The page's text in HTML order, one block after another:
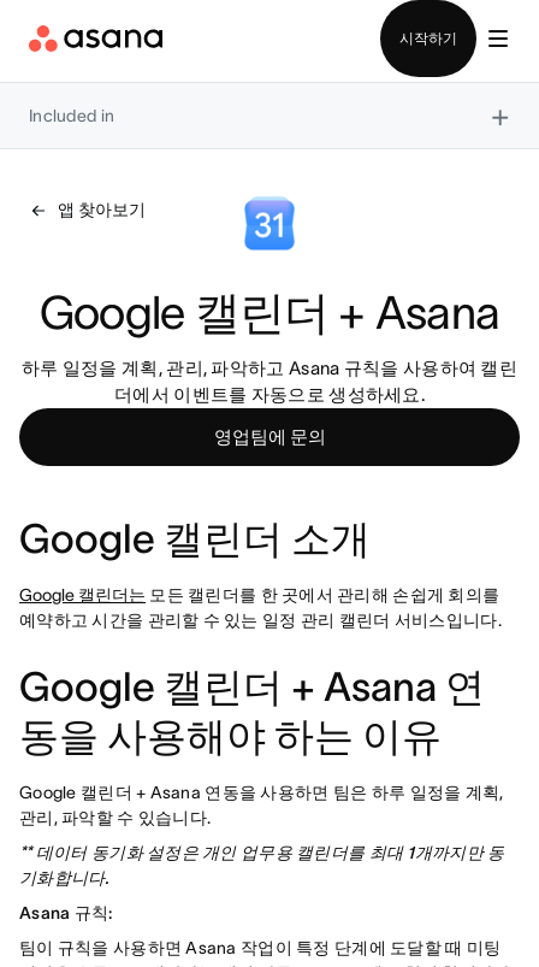
시작하기
Included in ×
앱 찾아보기
Google 캘린더 + Asana
하루 일정을 계획, 관리, 파악하고 Asana 규칙을 사용하여 캘린
더에서 이벤트를 자동으로 생성하세요.
영업팀에 문의
Google 캘린더 소개
Google 캘린더는 모든 캘린더를 한 곳에서 관리해 손쉽게 회의를
예약하고 시간을 관리할 수 있는 일정 관리 캘린더 서비스입니다.
Google 캘린더 + Asana 연
동을 사용해야 하는 이유
Google 캘린더 + Asana 연동을 사용하면 팀은 하루 일정을 계획,
관리, 파악할 수 있습니다.
** 데이터 동기화 설정은 개인 업무용 캘린더를 최대 1개까지만 동
기화합니다.
Asana 규칙:
팀이 규칙을 사용하면 Asana 작업이 특정 단계에 도달할 때 미팅